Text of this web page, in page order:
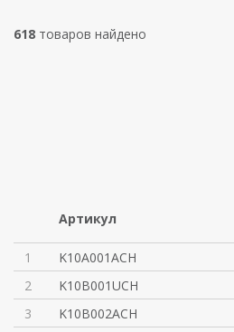
618 товаров найдено
Артикул
1 K10A001ACH
2
K10B001UCH
3
K10B002ACH